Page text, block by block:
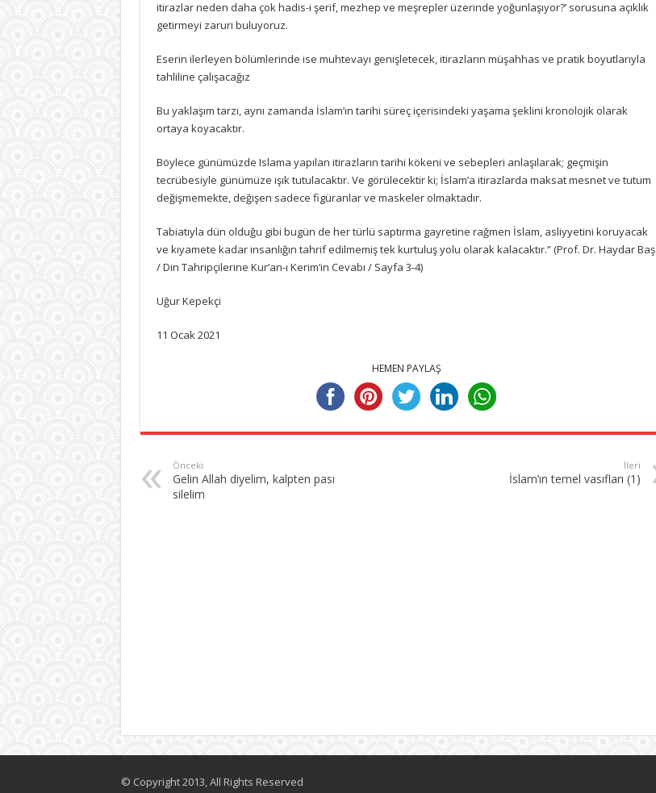
itirazlar neden daha çok hadis-i şerif, mezhep ve meşrepler üzerinde yoğunlaşıyor?’ sorusuna açıklık
getirmeyi zaruri buluyoruz.
Eserin ilerleyen bölümlerinde ise muhtevayı genişletecek, itirazların müşahhas ve pratik boyutlarıyla
tahliline çalışacağız
Bu yaklaşım tarzı, aynı zamanda İslam’ın tarihi süreç içerisindeki yaşama şeklini kronolojik olarak
ortaya koyacaktır.
Böylece günümüzde Islama yapılan itirazların tarihi kökeni ve sebepleri anlaşılarak; geçmişin
tecrübesiyle günümüze ışık tutulacaktır. Ve görülecektir ki; İslam’a itirazlarda maksat mesnet ve tutum
değişmemekte, değişen sadece figüranlar ve maskeler olmaktadır.
Tabiatıyla dün olduğu gibi bugün de her türlü saptırma gayretine rağmen İslam, asliyyetini koruyacak
ve kıyamete kadar insanlığın tahrif edilmemiş tek kurtuluş yolu olarak kalacaktır.” (Prof. Dr. Haydar Baş
/ Din Tahripçilerine Kur’an-ı Kerim’in Cevabı / Sayfa 3-4)
Uğur Kepekçi
11 Ocak 2021
HEMEN PAYLAŞ
Önceki
Gelin Allah diyelim, kalpten pası
silelim
İleri
İslam’ın temel vasıfları (1)
© Copyright 2013, All Rights Reserved